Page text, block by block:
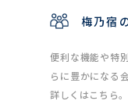
梅乃宿
便利な機能や特
らに豊かになる
詳しくはこちら。